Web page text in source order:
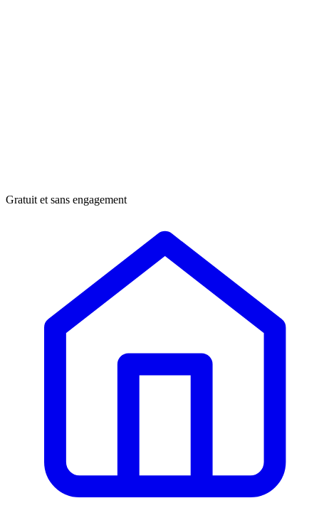
Gratuit et sans engagement